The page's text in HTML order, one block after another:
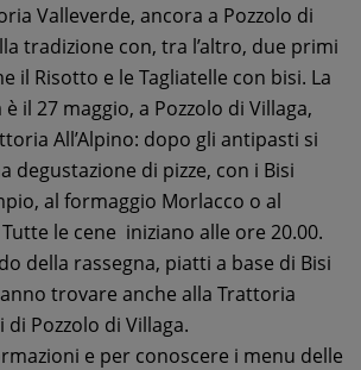
Valleverde, ancora a Pozzolo di
tradizione con, tra l’altro, due primi
il Risotto e le Tagliatelle con bisi. La
il 27 maggio, a Pozzolo di Villaga,
All’Alpino: dopo gli antipasti si
degustazione di pizze, con i Bisi
al formaggio Morlacco o al
le cene iniziano alle ore 20.00.
della rassegna, piatti a base di Bisi
trovare anche alla Trattoria
di Pozzolo di Villaga.
e per conoscere i menu delle